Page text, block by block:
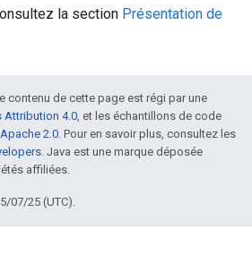
la section Présentation de
contenu de cette page est régi par une
Attribution 4.0, et les échantillons de code
Apache 2.0. Pour en savoir plus, consultez les
. Java est une marque déposée
affiliées.
07/25 (UTC).